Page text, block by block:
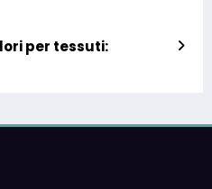
per tessuti: